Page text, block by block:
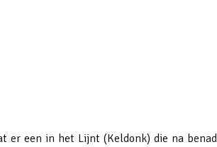
er een in het Lijnt (Keldonk) die na